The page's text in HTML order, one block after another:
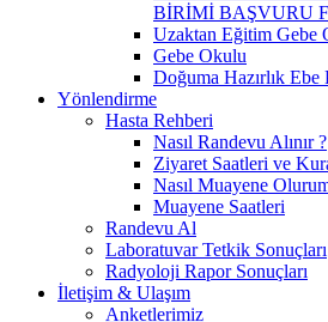
BİRİMİ BAŞVURU
Uzaktan Eğitim Gebe
Gebe Okulu
Doğuma Hazırlık
Yönlendirme
Hasta Rehberi
Nasıl Randevu Alınır ?
Ziyaret Saatleri ve
Nasıl Muayene
Muayene Saatleri
Randevu Al
Laboratuvar Tetkik Sonuçları
Radyoloji Rapor Sonuçları
İletişim & Ulaşım
Anketlerimiz